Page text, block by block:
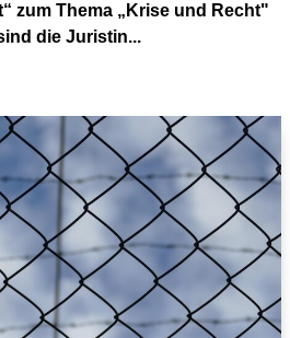
zum Thema „Krise und Recht"
die Juristin...